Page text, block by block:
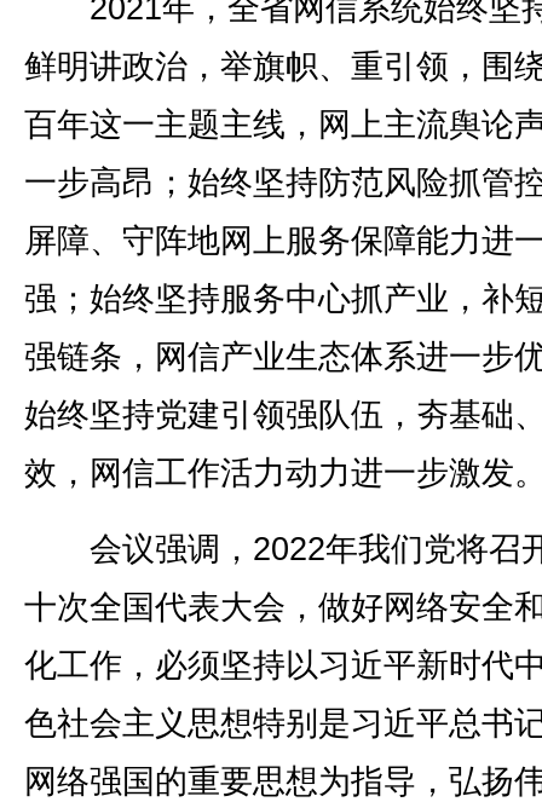
2021年，全省网信系统始终坚
鲜明讲政治，举旗帜、重引领，围
百年这一主题主线，网上主流舆论
一步高昂；始终坚持防范风险抓管
屏障、守阵地网上服务保障能力进
强；始终坚持服务中心抓产业，补
强链条，网信产业生态体系进一步
始终坚持党建引领强队伍，夯基础
效，网信工作活力动力进一步激发
会议强调，2022年我们党将召
十次全国代表大会，做好网络安全
化工作，必须坚持以习近平新时代
色社会主义思想特别是习近平总书
网络强国的重要思想为指导，弘扬